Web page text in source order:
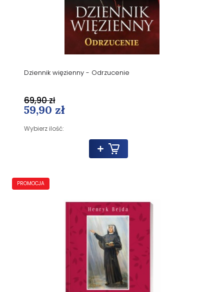
Dziennik więzienny - Odrzucenie
59,90 zł
Wybierz ilość:
69,90 zł
PROMOCJA